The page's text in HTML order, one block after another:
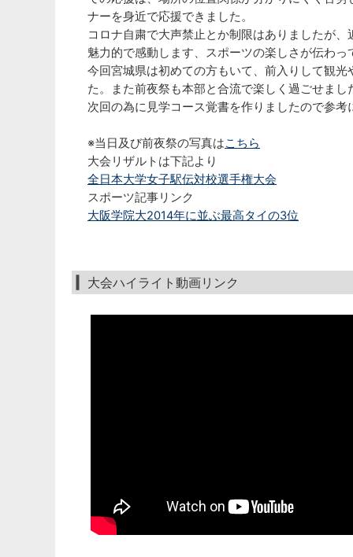
ナーを身近で応援できました。
コロナ自粛で大声禁止とか制限はありましたが
魅力的で感動します、スポーツの楽しさが伝わっ
今回宮城県は初めての方もいて、前入りして観光
た。また前夜祭も本部と合流で楽しく過ごせまし
次回の為に見学コース覚書を作りましたので参考
※当日及び前夜祭の写真はこちら
大会リザルトは下記より
全日本大学女子駅伝対校選手権大会
スポーツ記事リンク
大阪学院大2014年に並ぶ最高タイの3位
大会ハイライト動画リンク